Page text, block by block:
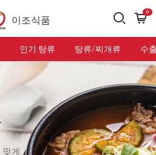
이조식품
0
인기 탕류 탕류/찌개류 수